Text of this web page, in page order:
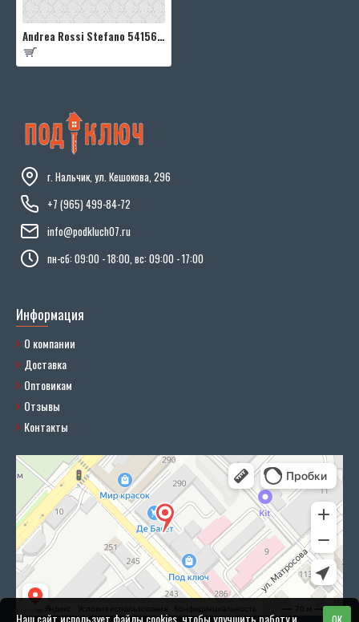
Andrea Rossi Stefano 54156-5
г. Нальчик, ул. Кешокова, 296
+7 (965) 499-84-72
info@podkluch07.ru
пн-сб: 09:00 - 18:00, вс: 09:00 - 17:00
Информация
О компании
Доставка
Оптовикам
Отзывы
Контакты
Наш сайт использует файлы cookies, чтобы улучшить работу и